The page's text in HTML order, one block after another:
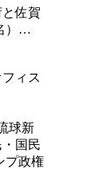
佐賀
）…
ィス
球新
国民
プ政権